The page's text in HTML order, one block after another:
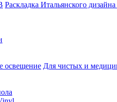
Раскладка Итальянского
освещение Для чистых и